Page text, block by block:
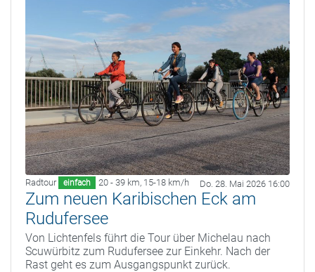
Radtour einfach 20 - 39 km, 15-18 km/h Do. 28. Mai 2026 16:00
Zum neuen Karibischen Eck am
Rudufersee
Von Lichtenfels führt die Tour über Michelau nach
Scuwürbitz zum Rudufersee zur Einkehr. Nach der
Rast geht es zum Ausgangspunkt zurück.